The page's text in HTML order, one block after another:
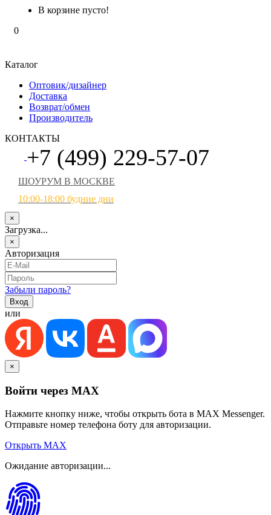
В корзине пусто!
0
Каталог
Оптовик/дизайнер
Доставка
Возврат/обмен
Производитель
КОНТАКТЫ
+7 (499) 229-57-07
ШОУРУМ В МОСКВЕ
10:00-18:00 будние дни
×
Загрузка...
×
Авторизация
Забыли пароль?
или
×
Войти через MAX
Нажмите кнопку ниже, чтобы открыть бота в MAX Messenger.
Отправьте номер телефона боту для авторизации.
Открыть MAX
Ожидание авторизации...